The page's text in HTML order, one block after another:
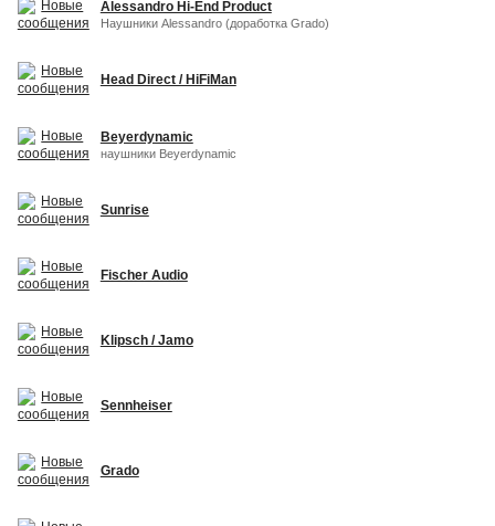
Alessandro Hi-End Product
Наушники Alessandro (доработка Grado)
Head Direct / HiFiMan
Beyerdynamic
наушники Beyerdynamic
Sunrise
Fischer Audio
Klipsch / Jamo
Sennheiser
Grado